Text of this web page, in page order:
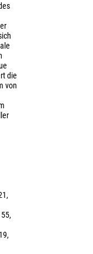
die
von